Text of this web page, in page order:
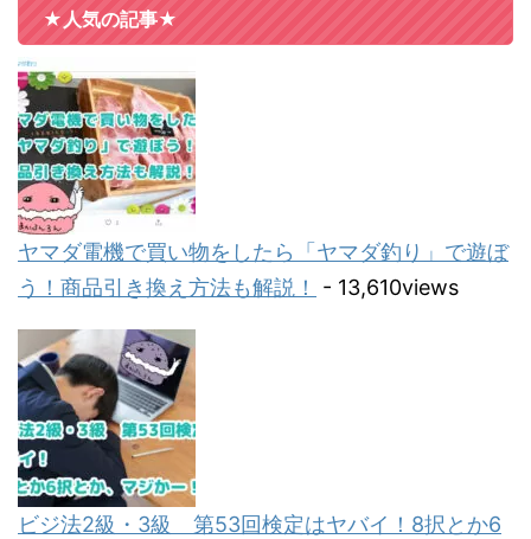
★人気の記事★
ヤマダ電機で買い物をしたら「ヤマダ釣り」で遊ぼ
う！商品引き換え方法も解説！
- 13,610views
ビジ法2級・3級 第53回検定はヤバイ！8択とか6